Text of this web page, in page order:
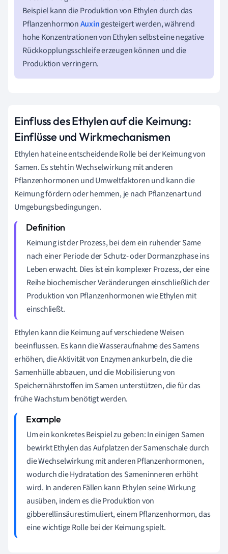
Beispiel kann die Produktion von Ethylen durch das
PflanzenhormonAuxingesteigert werden, während
hohe Konzentrationen von Ethylen selbst eine negative
Rückkopplungsschleife erzeugen können und die
Produktion verringern.
Einfluss des Ethylen auf die Keimung:
Einflüsse und Wirkmechanismen
Ethylen hat eine entscheidende Rolle bei der Keimung von
Samen. Es steht in Wechselwirkung mit anderen
Pflanzenhormonen und Umweltfaktoren und kann die
Keimung fördern oder hemmen, je nach Pflanzenart und
Umgebungsbedingungen.
Keimung ist der Prozess, bei dem ein ruhender Same
nach einer Periode der Schutz- oder Dormanzphase ins
Leben erwacht. Dies ist ein komplexer Prozess, der eine
Reihe biochemischer Veränderungen einschließlich der
Produktion von Pflanzenhormonen wie Ethylen mit
einschließt.
Ethylen kann die Keimung auf verschiedene Weisen
beeinflussen. Es kann die Wasseraufnahme des Samens
erhöhen, die Aktivität von Enzymen ankurbeln, die die
Samenhülle abbauen, und die Mobilisierung von
Speichernährstoffen im Samen unterstützen, die für das
frühe Wachstum benötigt werden.
Um ein konkretes Beispiel zu geben: In einigen Samen
bewirkt Ethylen das Aufplatzen der Samenschale durch
die Wechselwirkung mit anderen Pflanzenhormonen,
wodurch die Hydratation des Sameninneren erhöht
wird. In anderen Fällen kann Ethylen seine Wirkung
ausüben, indem es die Produktion von
gibberellinsäurestimuliert, einem Pflanzenhormon, das
eine wichtige Rolle bei der Keimung spielt.